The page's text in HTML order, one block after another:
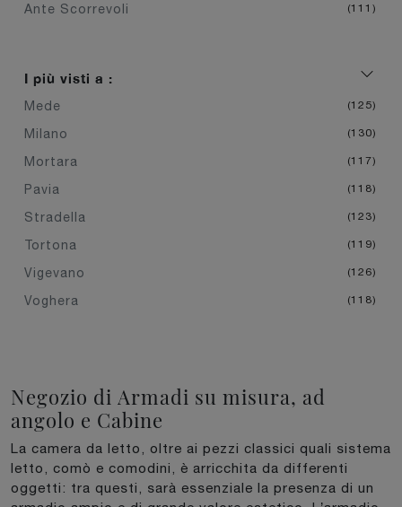
Ante Scorrevoli 111
I più visti a :
Mede 125
Milano 130
Mortara 117
Pavia 118
Stradella 123
Tortona 119
Vigevano 126
Voghera 118
Negozio di Armadi su misura, ad
angolo e Cabine
La camera da letto, oltre ai pezzi classici quali sistema
letto, comò e comodini, è arricchita da differenti
oggetti: tra questi, sarà essenziale la presenza di un